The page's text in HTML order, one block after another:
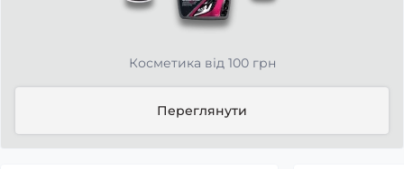
Косметика від 100 грн
Переглянути